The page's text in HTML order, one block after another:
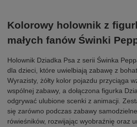
Kolorowy holownik z
małych fanów Świnki
Holownik Dziadka Psa z serii Świnka
dla dzieci, które uwielbiają zabawę z
Wyrazisty, żółty kolor pojazdu przyciąga
wspólnej zabawy, a dołączona figurka
odgrywać ulubione scenki z animacji.
się zarówno podczas zabawy
rówieśników, rozwijając wyobraźnię oraz